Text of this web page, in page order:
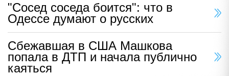
"Сосед соседа боится": что в
Одессе думают о русских
Сбежавшая в США Машкова
попала в ДТП и начала публично
каяться